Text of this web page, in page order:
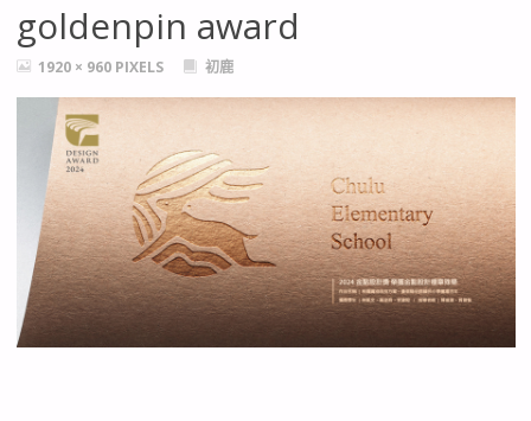
goldenpin award
FULL1920 × 960 PIXELS 初鹿